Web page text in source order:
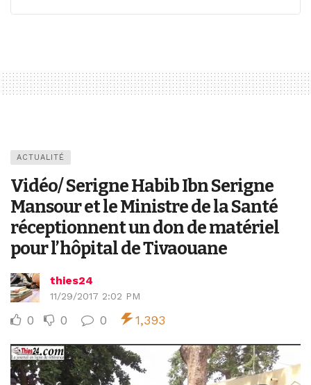
ACTUALITÉ
Vidéo/ Serigne Habib Ibn Serigne
Mansour et le Ministre de la Santé
réceptionnent un don de matériel
pour l’hôpital de Tivaouane
thies24
11/29/2017 2:02 PM
0 0 0 1,393